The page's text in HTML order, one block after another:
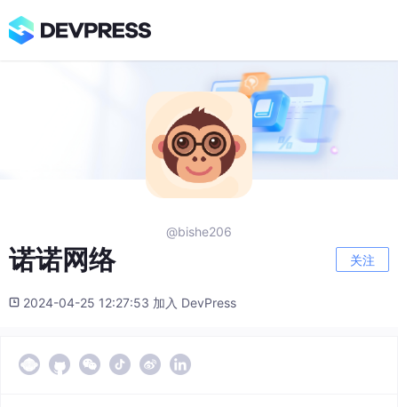
@bishe206
诺诺网络 关注
2024-04-25 12:27:53 加入 DevPress